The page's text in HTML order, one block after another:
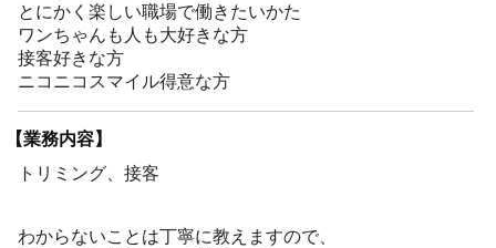
とにかく楽しい職場で働きたいかた
ワンちゃんも人も大好きな方
接客好きな方
ニコニコスマイル得意な方
【業務内容】
トリミング、接客
わからないことは丁寧に教えますので、